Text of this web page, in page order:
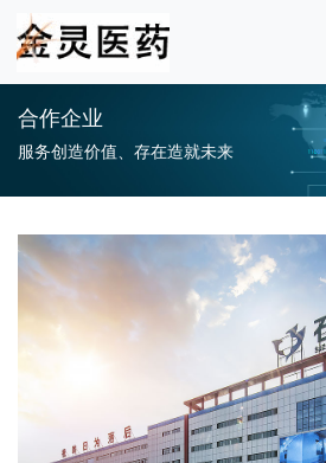
合作企业
服务创造价值、存在造就未来